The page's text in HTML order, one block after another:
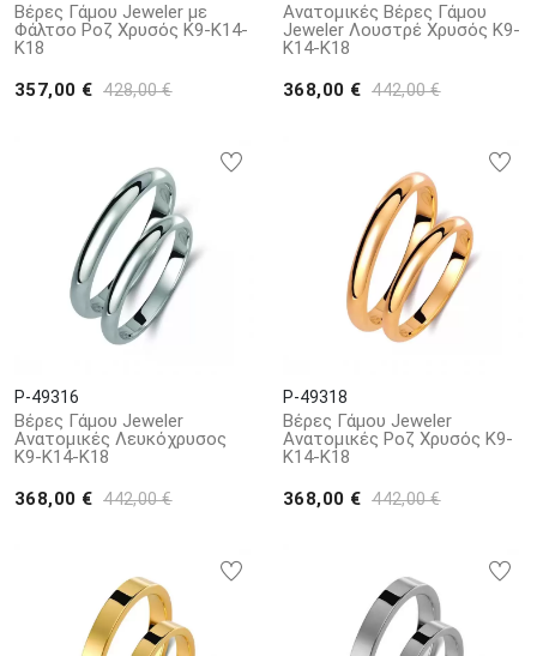
Βέρες Γάμου Jeweler με
Φάλτσο Ροζ Χρυσός Κ9-Κ14-
Κ18
357,00 € 428,00 €
Ανατομικές Βέρες Γάμου
Jeweler Λουστρέ Χρυσός Κ9-
Κ14-Κ18
368,00 € 442,00 €
P-49316
Βέρες Γάμου Jeweler
Ανατομικές Λευκόχρυσος
Κ9-Κ14-Κ18
368,00 € 442,00 €
P-49318
Βέρες Γάμου Jeweler
Ανατομικές Ροζ Χρυσός Κ9-
Κ14-Κ18
368,00 € 442,00 €